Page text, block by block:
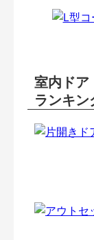
室内ドア
ランキン